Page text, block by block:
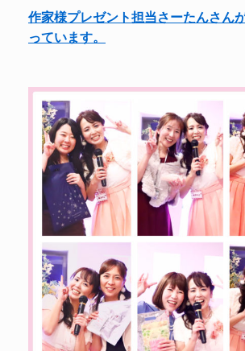
作家様プレゼント担当さーたんさん
っています。